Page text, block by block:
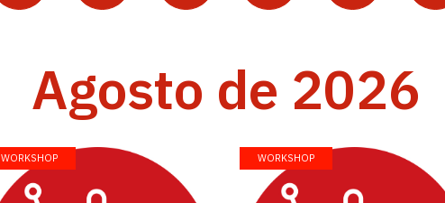
Agosto de 2026
WORKSHOP WORKSHOP